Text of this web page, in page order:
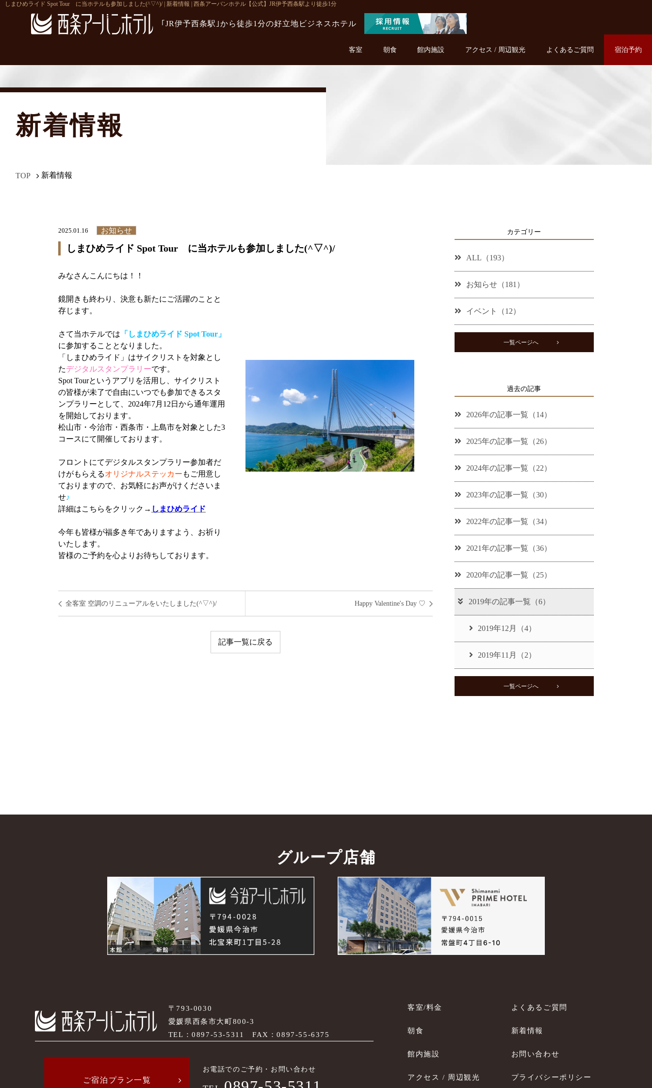
しまひめライド Spot Tour に当ホテルも参加しました(^▽^)/ | 新着情報 | 西条アーバンホテル【公式】JR伊予西条駅より徒歩1分
｢JR伊予西条駅｣から徒歩1分の好立地ビジネスホテル
客室 朝食 館内施設 アクセス / 周辺観光 よくあるご質問 宿泊予約
新着情報
TOP 新着情報
2025.01.16 お知らせ
しまひめライド Spot Tour に当ホテルも参加しました(^▽^)/
みなさんこんにちは！！
鏡開きも終わり、決意も新たにご活躍のことと
存じます。
さて当ホテルでは 「しまひめライド Spot Tour」
に参加することとなりました。
「しまひめライド」はサイクリストを対象とし
たデジタルスタンプラリーです。
Spot Tourというアプリを活用し、サイクリスト
の皆様が未了で自由にいつでも参加できるスタ
ンプラリーとして、2024年7月12日から通年運用
を開始しております。
松山市・今治市・西条市・上島市を対象とした3
コースにて開催しております。
フロントにてデジタルスタンプラリー参加者だ
けがもらえるオリジナルステッカー もご用意し
ておりますので、お気軽にお声がけくださいま
せ♪
詳細はこちらをクリック→ しまひめライド
今年も皆様が福多き年でありますよう、お祈り
いたします。
皆様のご予約を心よりお待ちしております。
全客室 空調のリニューアルをいたしました(^▽^)/ Happy Valentine's Day ♡
記事一覧に戻る
カテゴリー
ALL（193）
お知らせ（181）
イベント（12）
一覧ページへ
過去の記事
2026年の記事一覧（14）
2025年の記事一覧（26）
2024年の記事一覧（22）
2023年の記事一覧（30）
2022年の記事一覧（34）
2021年の記事一覧（36）
2020年の記事一覧（25）
2019年の記事一覧（6）
2019年12月（4）
2019年11月（2）
一覧ページへ
グループ店舗
〒793-0030
愛媛県西条市大町800-3
TEL：0897-53-5311 FAX：0897-55-6375
ご宿泊プラン一覧
お電話でのご予約・お問い合わせ
客室/料金
朝食
館内施設
アクセス / 周辺観光
よくあるご質問
新着情報
お問い合わせ
プライバシーポリシー